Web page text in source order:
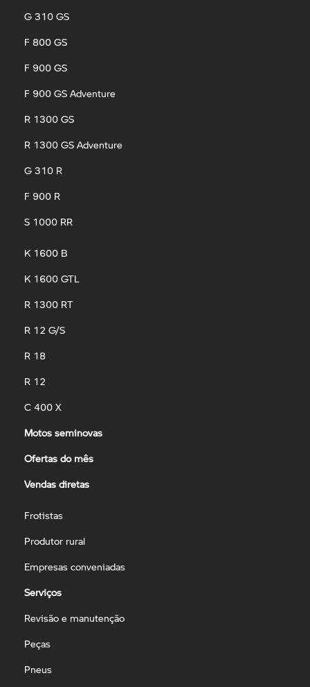
G 310 GS
F 800 GS
F 900 GS
F 900 GS Adventure
R 1300 GS
R 1300 GS Adventure
G 310 R
F 900 R
S 1000 RR
K 1600 B
K 1600 GTL
R 1300 RT
R 12 G/S
R 18
R 12
C 400 X
Motos seminovas
Ofertas do mês
Vendas diretas
Frotistas
Produtor rural
Empresas conveniadas
Serviços
Revisão e manutenção
Peças
Pneus